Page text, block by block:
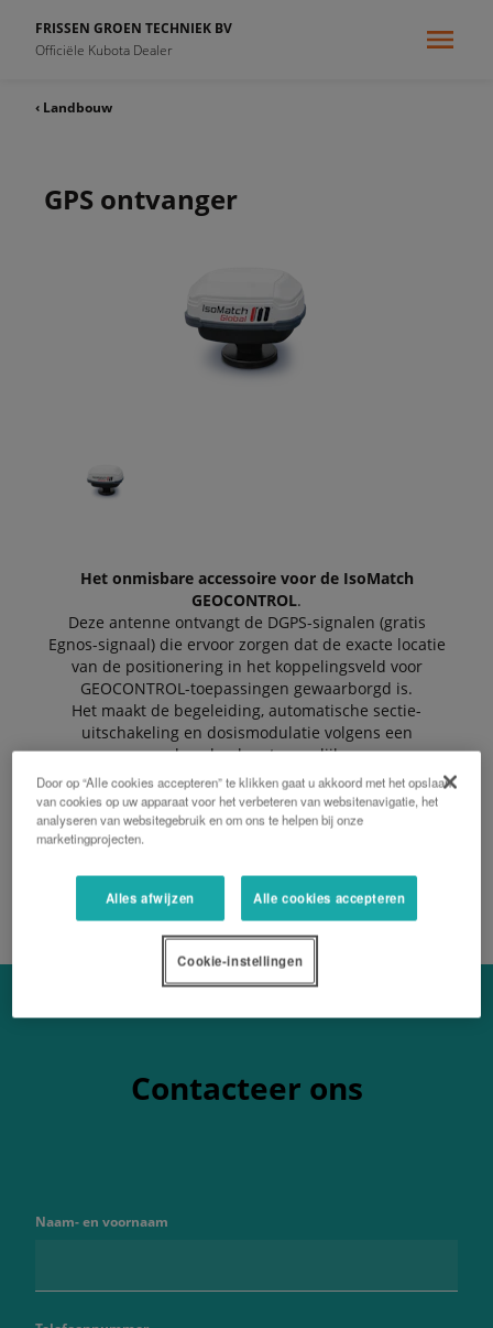
FRISSEN GROEN TECHNIEK BV
Officiële Kubota Dealer
‹ Landbouw
GPS ontvanger
Het onmisbare accessoire voor de IsoMatch
GEOCONTROL.
Deze antenne ontvangt de DGPS-signalen (gratis
Egnos-signaal) die ervoor zorgen dat de exacte locatie
van de positionering in het koppelingsveld voor
GEOCONTROL-toepassingen gewaarborgd is.
Het maakt de begeleiding, automatische sectie-
uitschakeling en dosismodulatie volgens een
aanbevolen kaart mogelijk.
Eenvoudige installatie.
Contacteer ons
Naam- en voornaam
Door op “Alle cookies accepteren” te klikken gaat u akkoord met het opslaan
van cookies op uw apparaat voor het verbeteren van websitenavigatie, het
analyseren van websitegebruik en om ons te helpen bij onze
marketingprojecten.
Alles afwijzen Alle cookies accepteren
Cookie-instellingen